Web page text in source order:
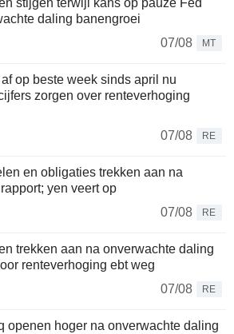
stijgen terwijl kans op pauze Fed
daling banengroei
07/08
MT
op beste week sinds april nu
zorgen over renteverhoging
07/08
RE
en obligaties trekken aan na
yen veert op
07/08
RE
trekken aan na onverwachte daling
renteverhoging ebt weg
07/08
RE
openen hoger na onverwachte daling